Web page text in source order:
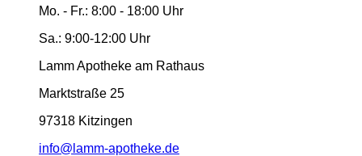
Mo. - Fr.: 8:00 - 18:00 Uhr
Sa.: 9:00-12:00 Uhr
Lamm Apotheke am Rathaus
Marktstraße 25
97318 Kitzingen
info@lamm-apotheke.de